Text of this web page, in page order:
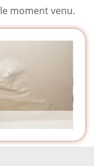
moment venu.